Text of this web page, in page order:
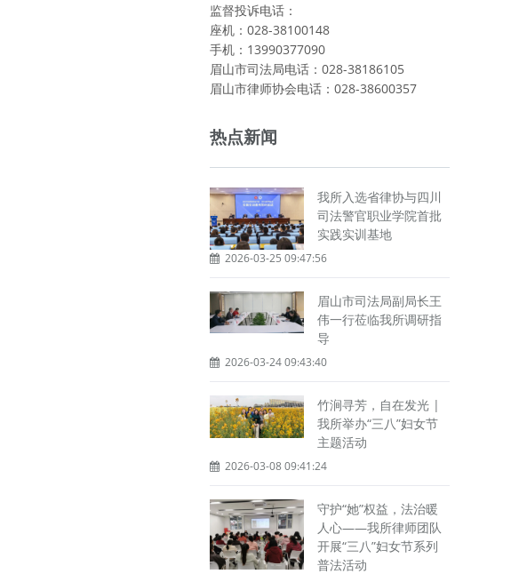
监督投诉电话：
座机：028-38100148
手机：13990377090
眉山市司法局电话：028-38186105
眉山市律师协会电话：028-38600357
热点新闻
我所入选省律协与四川
司法警官职业学院首批
实践实训基地
2026-03-25 09:47:56
眉山市司法局副局长王
伟一行莅临我所调研指
导
2026-03-24 09:43:40
竹涧寻芳，自在发光 |
我所举办“三八”妇女节
主题活动
2026-03-08 09:41:24
守护“她”权益，法治暖
人心——我所律师团队
开展“三八”妇女节系列
普法活动